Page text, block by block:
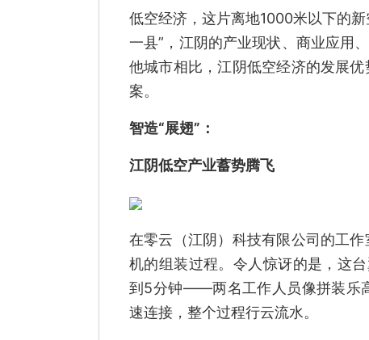
低空经济，这片离地1000米以下的
一县”，江阴的产业现状、商业应用
他城市相比，江阴低空经济的发展
案。
智造“展翅”：
江阴低空产业蓄势腾飞
在零云（江阴）科技有限公司的工
机的组装过程。令人惊讶的是，这
到5分钟——两名工作人员像拼装乐
速连接，整个过程行云流水。